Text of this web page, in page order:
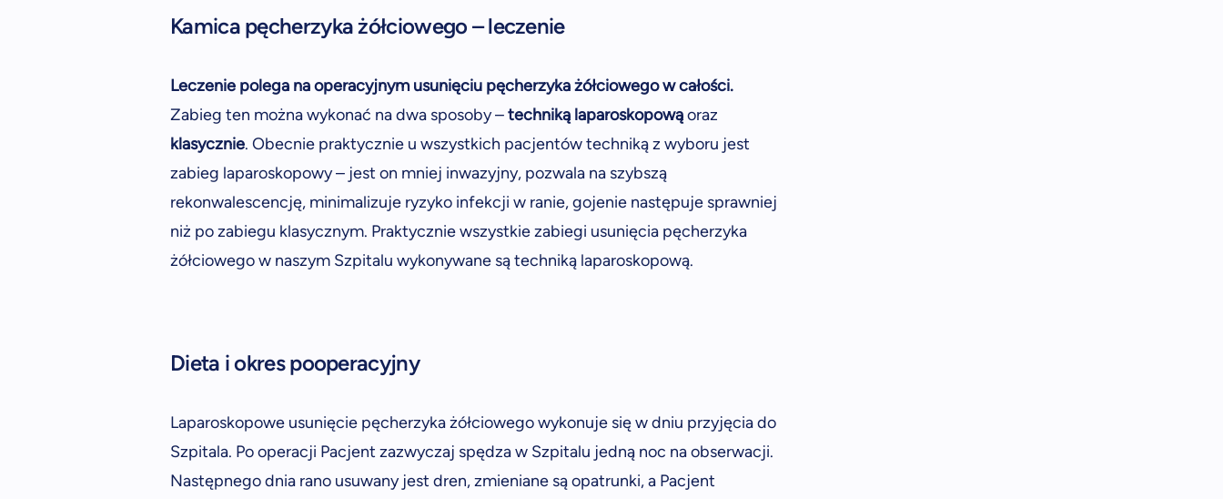
Kamica pęcherzyka żółciowego – leczenie
Leczenie polega na operacyjnym usunięciu pęcherzyka żółciowego w całości.
Zabieg ten można wykonać na dwa sposoby –techniką laparoskopowąoraz
klasycznie. Obecnie praktycznie u wszystkich pacjentów techniką z wyboru jest
zabieg laparoskopowy – jest on mniej inwazyjny, pozwala na szybszą
rekonwalescencję, minimalizuje ryzyko infekcji w ranie, gojenie następuje sprawniej
niż po zabiegu klasycznym. Praktycznie wszystkie zabiegi usunięcia pęcherzyka
żółciowego w naszym Szpitalu wykonywane są techniką laparoskopową.
Dieta i okres pooperacyjny
Laparoskopowe usunięcie pęcherzyka żółciowego wykonuje się w dniu przyjęcia do
Szpitala. Po operacji Pacjent zazwyczaj spędza w Szpitalu jedną noc na obserwacji.
Następnego dnia rano usuwany jest dren, zmieniane są opatrunki, a Pacjent